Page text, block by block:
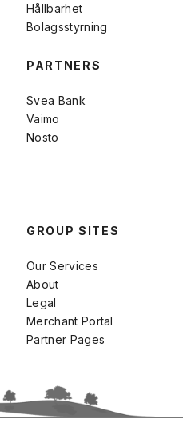
Hållbarhet
Bolagsstyrning
PARTNERS
Svea Bank
Vaimo
Nosto
GROUP SITES
Our Services
About
Legal
Merchant Portal
Partner Pages